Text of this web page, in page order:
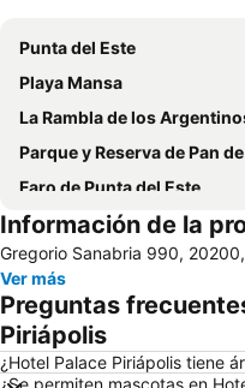
Punta del Este
Playa Mansa
La Rambla de los
Parque y Reserva de Pan de Azúcar
Faro de Punta del Este
La Mano
Información de la
Gregorio Sanabria 990,
Ver más
Preguntas
Piriápolis
¿Hotel Palace Piriápolis tiene